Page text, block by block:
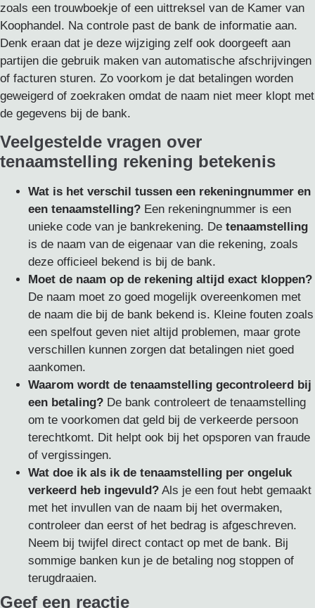
zoals een trouwboekje of een uittreksel van de Kamer van
Koophandel. Na controle past de bank de informatie aan.
Denk eraan dat je deze wijziging zelf ook doorgeeft aan
partijen die gebruik maken van automatische afschrijvingen
of facturen sturen. Zo voorkom je dat betalingen worden
geweigerd of zoekraken omdat de naam niet meer klopt met
de gegevens bij de bank.
Veelgestelde vragen over
tenaamstelling rekening betekenis
Wat is het verschil tussen een rekeningnummer en
een tenaamstelling? Een rekeningnummer is een
unieke code van je bankrekening. De tenaamstelling
is de naam van de eigenaar van die rekening, zoals
deze officieel bekend is bij de bank.
Moet de naam op de rekening altijd exact kloppen?
De naam moet zo goed mogelijk overeenkomen met
de naam die bij de bank bekend is. Kleine fouten zoals
een spelfout geven niet altijd problemen, maar grote
verschillen kunnen zorgen dat betalingen niet goed
aankomen.
Waarom wordt de tenaamstelling gecontroleerd bij
een betaling? De bank controleert de tenaamstelling
om te voorkomen dat geld bij de verkeerde persoon
terechtkomt. Dit helpt ook bij het opsporen van fraude
of vergissingen.
Wat doe ik als ik de tenaamstelling per ongeluk
verkeerd heb ingevuld? Als je een fout hebt gemaakt
met het invullen van de naam bij het overmaken,
controleer dan eerst of het bedrag is afgeschreven.
Neem bij twijfel direct contact op met de bank. Bij
sommige banken kun je de betaling nog stoppen of
terugdraaien.
Geef een reactie